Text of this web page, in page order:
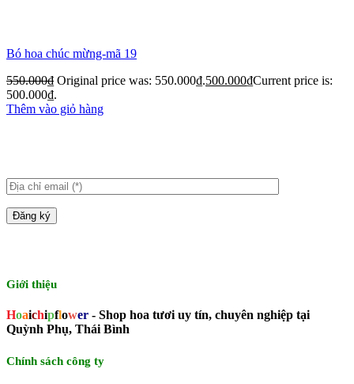
Bó hoa chúc mừng-mã 19
550.000₫ Original price was: 550.000₫.500.000₫Current price is:
500.000₫.
Thêm vào giỏ hàng
Giới thiệu
Hoaichipflower - Shop hoa tươi uy tín, chuyên nghiệp tại
Quỳnh Phụ, Thái Bình
Chính sách công ty